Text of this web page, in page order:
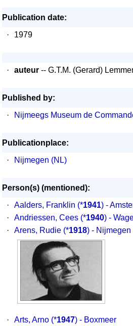
Publication date:
·
1979
· auteur -- G.T.M. (Gerard)
Published by:
·
Nijmeegs Museum de
Publicationplace:
·
Nijmegen (NL)
Person(s) (mentioned):
·
Aalders, Franklin (*1941) -
·
Andriessen, Cees (*1940) -
·
Arens, Rudie (*1918) - Nijmegen
· Arts, Arno (*1947) - Boxmeer